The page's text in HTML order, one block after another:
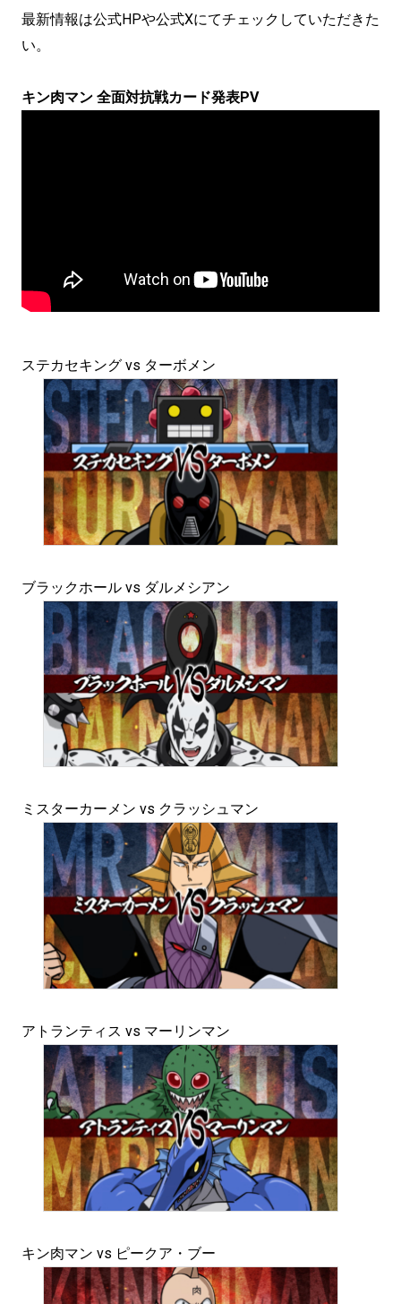
最新情報は公式HPや公式Xにてチェックしていただきた
い。
キン肉マン 全面対抗戦カード発表PV
ステカセキング vs ターボメン
ブラックホール vs ダルメシアン
ミスターカーメン vs クラッシュマン
アトランティス vs マーリンマン
キン肉マン vs ピークア・ブー